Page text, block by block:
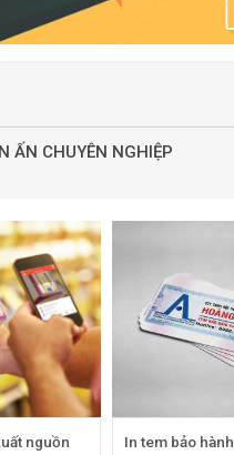
ẤN CHUYÊN NGHIỆP
nguồn
In tem bảo hành